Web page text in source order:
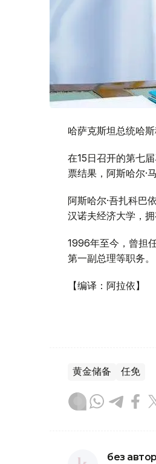
哈萨克斯坦总统哈
在15日召开的第七
票结果，阿斯哈尔·
阿斯哈尔·吾扎科巴
汉诺夫经济大学，
1996年至今，曾担
第一副总理等职务。
【编译：阿拉依】
黄金储备 任免
без